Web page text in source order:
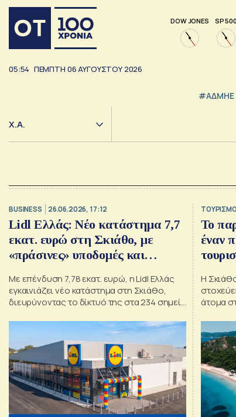
DOW JONES SP 500
05:54 ΠΕΜΠΤΗ 06ΑΥΓΟΥΣΤΟΥ 2026
#ΑΔΜΗΕ
Χ.Α.
BUSINESS 26.06.2026, 17:12
Lidl Ελλάς: Νέο κατάστημα 7,7
εκατ. ευρώ στη Σκιάθο, με
«πράσινες» υποδομές και
Με επένδυση 7,78 εκατ. ευρώ, η Lidl Ελλάς
εγκαινιάζει νέο κατάστημα στη Σκιάθο,
διευρύνοντας το δίκτυό της στα 234 σημεία
Το
έναν
Η
άτομα